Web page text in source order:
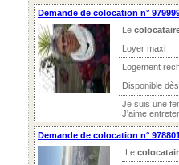
Demande de colocation n°
Le
Loyer maxi
Logement
Disponible
Je suis une
J'aime
Demande de colocation n°
Le